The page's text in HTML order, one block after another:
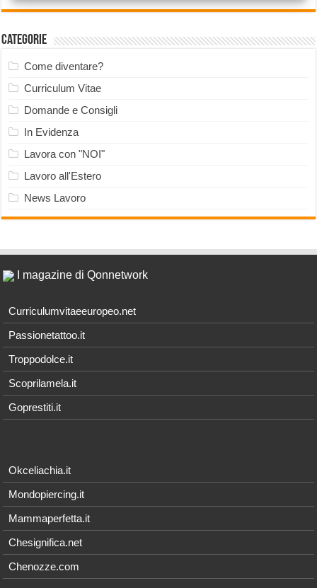
Categorie
Come diventare?
Curriculum Vitae
Domande e Consigli
In Evidenza
Lavora con "NOI"
Lavoro all'Estero
News Lavoro
I magazine di Qonnetwork
Curriculumvitaeeuropeo.net
Passionetattoo.it
Troppodolce.it
Scoprilamela.it
Goprestiti.it
Okceliachia.it
Mondopiercing.it
Mammaperfetta.it
Chesignifica.net
Chenozze.com